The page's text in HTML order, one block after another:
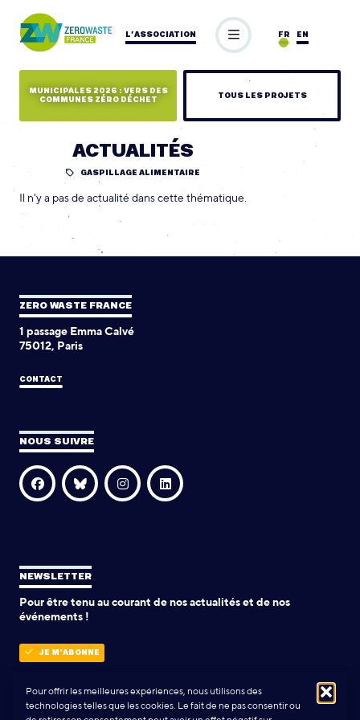
Pour offrir les meilleures expériences, nous utilisons des
technologies telles que les cookies. Le fait de ne pas consentir ou
L’ASSOCIATION EN
FR
MUNICIPALES 2026 : VERS DES
COMMUNES ZÉRO DÉCHET
TOUS LES PROJETS
ACTUALITÉS
GASPILLAGE ALIMENTAIRE
Il n'y a pas de actualité dans cette thématique.
ZERO WASTE FRANCE
1 passage Emma Calvé
75012, Paris
CONTACT
NOUS SUIVRE
NEWSLETTER
Pour être tenu au courant de nos actualités et de nos
événements !
JE M'ABONNE
POLITIQUE DE CONFIDENTIALITÉ